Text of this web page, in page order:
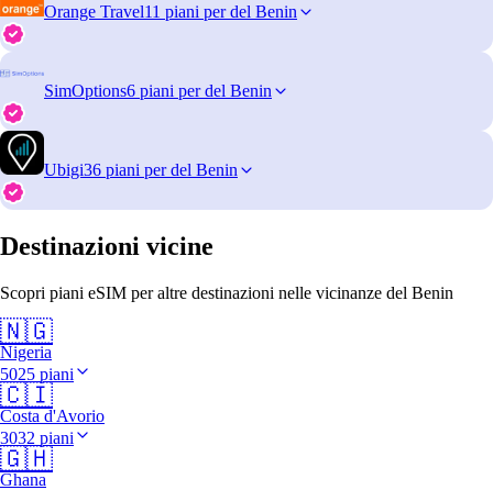
Orange Travel11 piani per del Benin
SimOptions6 piani per del Benin
Ubigi36 piani per del Benin
Destinazioni vicine
Scopri piani eSIM per altre destinazioni nelle vicinanze del Benin
🇳🇬
Nigeria
5025 piani
🇨🇮
Costa d'Avorio
3032 piani
🇬🇭
Ghana